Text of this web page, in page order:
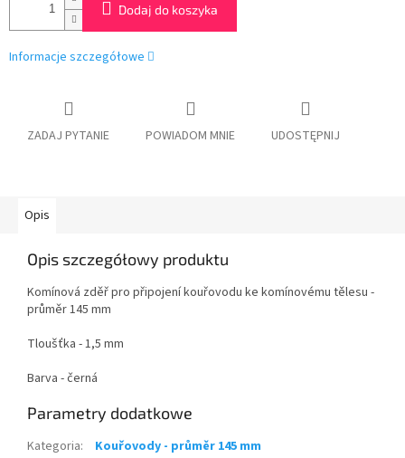
Dodaj do koszyka
Informacje szczegółowe
ZADAJ PYTANIE POWIADOM MNIE UDOSTĘPNIJ
Opis
Opis szczegółowy produktu
Komínová zděř pro připojení kouřovodu ke komínovému tělesu -
průměr 145 mm
Tloušťka - 1,5 mm
Barva - černá
Parametry dodatkowe
Kategoria:
Kouřovody - průměr 145 mm